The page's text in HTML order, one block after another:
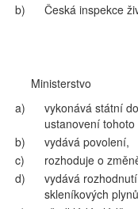
b)
Česká inspekce
Ministerstvo
a)
vykonává státní
ustanovení tohoto
b)
vydává povolení,
c)
rozhoduje o
d)
vydává
skleníkových